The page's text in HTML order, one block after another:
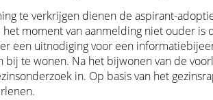
te verkrijgen dienen de aspirant-
moment van aanmelding niet ouder
een uitnodiging voor een
bij te wonen. Na het bijwonen van de
in. Op basis van het